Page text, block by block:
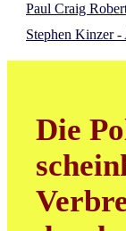
Paul Craig
Stephen Kinzer -
Die